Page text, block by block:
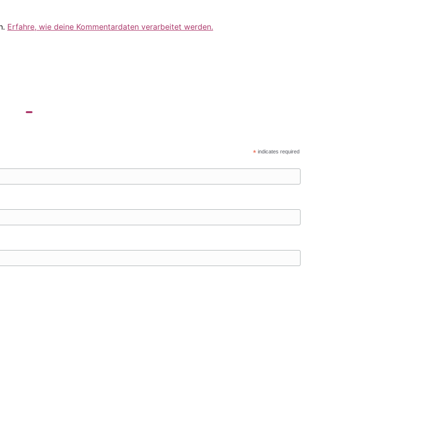
Erfahre, wie deine Kommentardaten verarbeitet werden.
* indicates required